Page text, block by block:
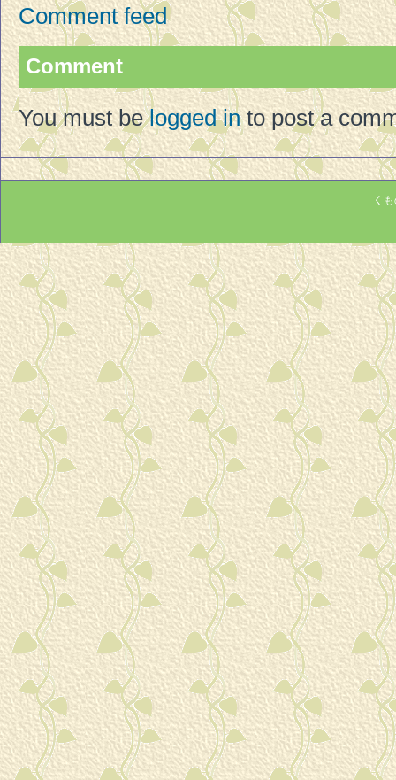
Comment feed
Comment
You must belogged into post a
く